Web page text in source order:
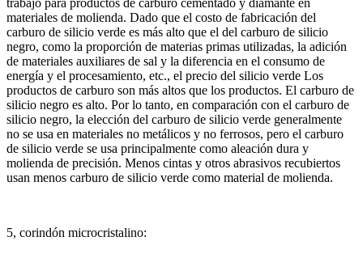
materiales de molienda. Dado que el costo de fabricación del
carburo de silicio verde es más alto que el del carburo de silicio
negro, como la proporción de materias primas utilizadas, la adición
de materiales auxiliares de sal y la diferencia en el consumo de
energía y el procesamiento, etc., el precio del silicio verde Los
productos de carburo son más altos que los productos. El carburo de
silicio negro es alto. Por lo tanto, en comparación con el carburo de
silicio negro, la elección del carburo de silicio verde generalmente
no se usa en materiales no metálicos y no ferrosos, pero el carburo
de silicio verde se usa principalmente como aleación dura y
molienda de precisión. Menos cintas y otros abrasivos recubiertos
usan menos carburo de silicio verde como material de molienda.
5, corindón microcristalino: